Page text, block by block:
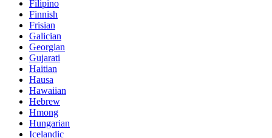
Filipino
Finnish
Frisian
Galician
Georgian
Gujarati
Haitian
Hausa
Hawaiian
Hebrew
Hmong
Hungarian
Icelandic